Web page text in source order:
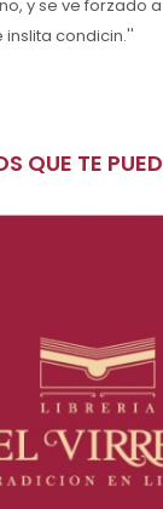
y se ve forzado
inslita condicin.''
QUE TE